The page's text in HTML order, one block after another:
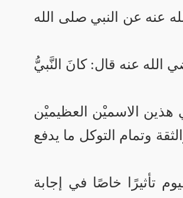
عنه عن النبي صلى الله
عنه قال: كانَ النَّبيُّ
هذين الاسميْن العظيميْن
وتمام التوكل ما يدفع
تأثيرًا خاصًا في إجابة